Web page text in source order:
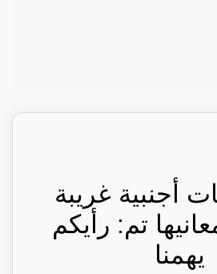
أجنبية غريبة
تم: رأيكم
يهمنا